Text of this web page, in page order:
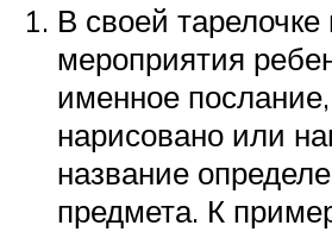
В своей тарелочке
мероприятия
именное
нарисовано или
название
предмета. К